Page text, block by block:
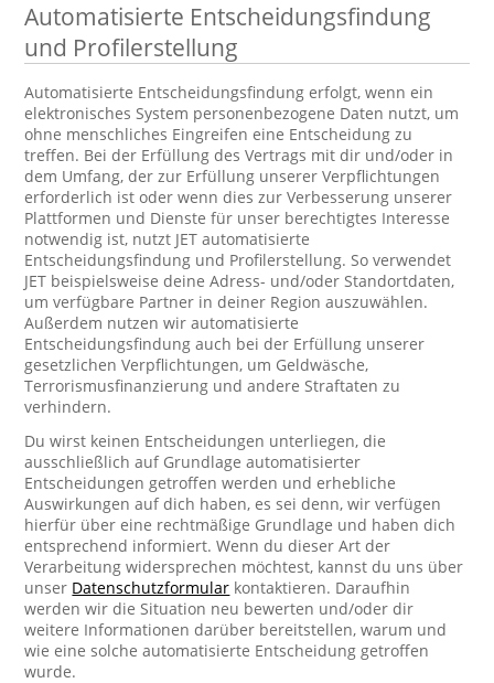
Automatisierte Entscheidungsfindung
und Profilerstellung
Automatisierte Entscheidungsfindung erfolgt, wenn ein
elektronisches System personenbezogene Daten nutzt, um
ohne menschliches Eingreifen eine Entscheidung zu
treffen. Bei der Erfüllung des Vertrags mit dir und/oder in
dem Umfang, der zur Erfüllung unserer Verpflichtungen
erforderlich ist oder wenn dies zur Verbesserung unserer
Plattformen und Dienste für unser berechtigtes Interesse
notwendig ist, nutzt JET automatisierte
Entscheidungsfindung und Profilerstellung. So verwendet
JET beispielsweise deine Adress- und/oder Standortdaten,
um verfügbare Partner in deiner Region auszuwählen.
Außerdem nutzen wir automatisierte
Entscheidungsfindung auch bei der Erfüllung unserer
gesetzlichen Verpflichtungen, um Geldwäsche,
Terrorismusfinanzierung und andere Straftaten zu
verhindern.
Du wirst keinen Entscheidungen unterliegen, die
ausschließlich auf Grundlage automatisierter
Entscheidungen getroffen werden und erhebliche
Auswirkungen auf dich haben, es sei denn, wir verfügen
hierfür über eine rechtmäßige Grundlage und haben dich
entsprechend informiert. Wenn du dieser Art der
Verarbeitung widersprechen möchtest, kannst du uns über
unser Datenschutzformular kontaktieren. Daraufhin
werden wir die Situation neu bewerten und/oder dir
weitere Informationen darüber bereitstellen, warum und
wie eine solche automatisierte Entscheidung getroffen
wurde.